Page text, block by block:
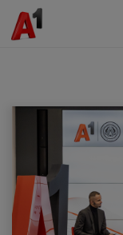
МК SQ
Приватни